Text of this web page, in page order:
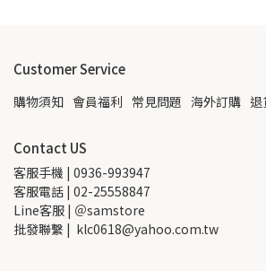
Customer Service
購物須知 會員福利 常見問題 海外訂購
Contact US
客服手機 | 0936-993947
客服電話 | 02-25558847
Line客服 | ＠samstore
批發聯繫 |  klc0618@yahoo.com.tw